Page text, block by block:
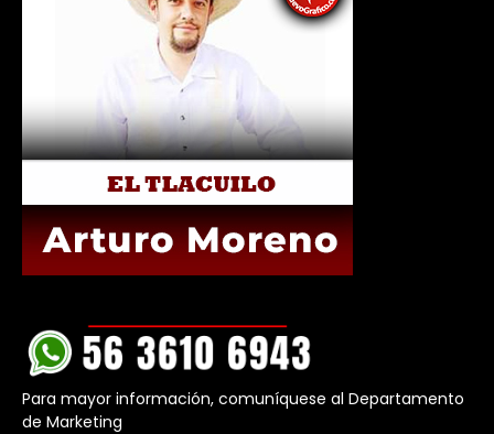
Para mayor información, comuníquese al Departamento
de Marketing